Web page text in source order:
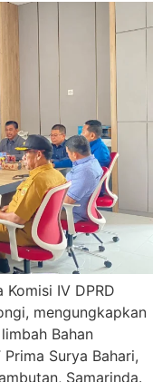
Komisi IV DPRD
mengungkapkan
Bahan
Surya Bahari,
Samarinda.